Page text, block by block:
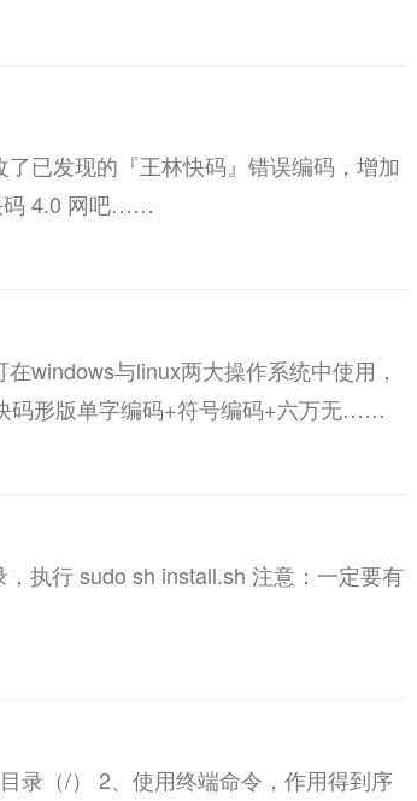
已发现的『王林快码』错误编码，增加
码 4.0 网吧……
windows与linux两大操作系统中使用，
码形版单字编码+符号编码+六万无……
执行 sudo sh install.sh 注意：一定要有
录（/） 2、使用终端命令，作用得到序